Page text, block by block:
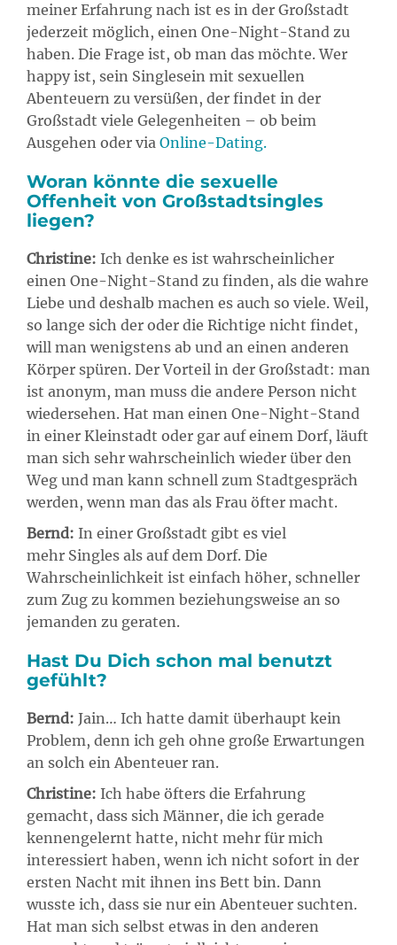
meiner Erfahrung nach ist es in der Großstadt
jederzeit möglich, einen One-Night-Stand zu
haben. Die Frage ist, ob man das möchte. Wer
happy ist, sein Singlesein mit sexuellen
Abenteuern zu versüßen, der findet in der
Großstadt viele Gelegenheiten – ob beim
Ausgehen oder via Online-Dating.
Woran könnte die sexuelle
Offenheit von Großstadtsingles
liegen?
Christine: Ich denke es ist wahrscheinlicher
einen One-Night-Stand zu finden, als die wahre
Liebe und deshalb machen es auch so viele. Weil,
so lange sich der oder die Richtige nicht findet,
will man wenigstens ab und an einen anderen
Körper spüren. Der Vorteil in der Großstadt: man
ist anonym, man muss die andere Person nicht
wiedersehen. Hat man einen One-Night-Stand
in einer Kleinstadt oder gar auf einem Dorf, läuft
man sich sehr wahrscheinlich wieder über den
Weg und man kann schnell zum Stadtgespräch
werden, wenn man das als Frau öfter macht.
Bernd: In einer Großstadt gibt es viel
mehr Singles als auf dem Dorf. Die
Wahrscheinlichkeit ist einfach höher, schneller
zum Zug zu kommen beziehungsweise an so
jemanden zu geraten.
Hast Du Dich schon mal benutzt
gefühlt?
Bernd: Jain… Ich hatte damit überhaupt kein
Problem, denn ich geh ohne große Erwartungen
an solch ein Abenteuer ran.
Christine: Ich habe öfters die Erfahrung
gemacht, dass sich Männer, die ich gerade
kennengelernt hatte, nicht mehr für mich
interessiert haben, wenn ich nicht sofort in der
ersten Nacht mit ihnen ins Bett bin. Dann
wusste ich, dass sie nur ein Abenteuer suchten.
Hat man sich selbst etwas in den anderen